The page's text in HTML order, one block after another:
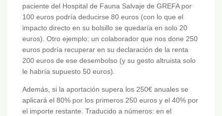
paciente del Hospital de Fauna Salvaje de GREFA por
100 euros podría deducirse 80 euros (con lo que el
impacto directo en su bolsillo se quedaría en solo 20
euros). Otro ejemplo: un colaborador que nos done 250
euros podría recuperar en su declaración de la renta
200 euros de ese desembolso (y su gesto altruista solo
le habría supuesto 50 euros).
Además, si la aportación supera los 250€ anuales se
aplicará el 80% por los primeros 250 euros y el 40% por
el importe restante. Traducido a números: en el